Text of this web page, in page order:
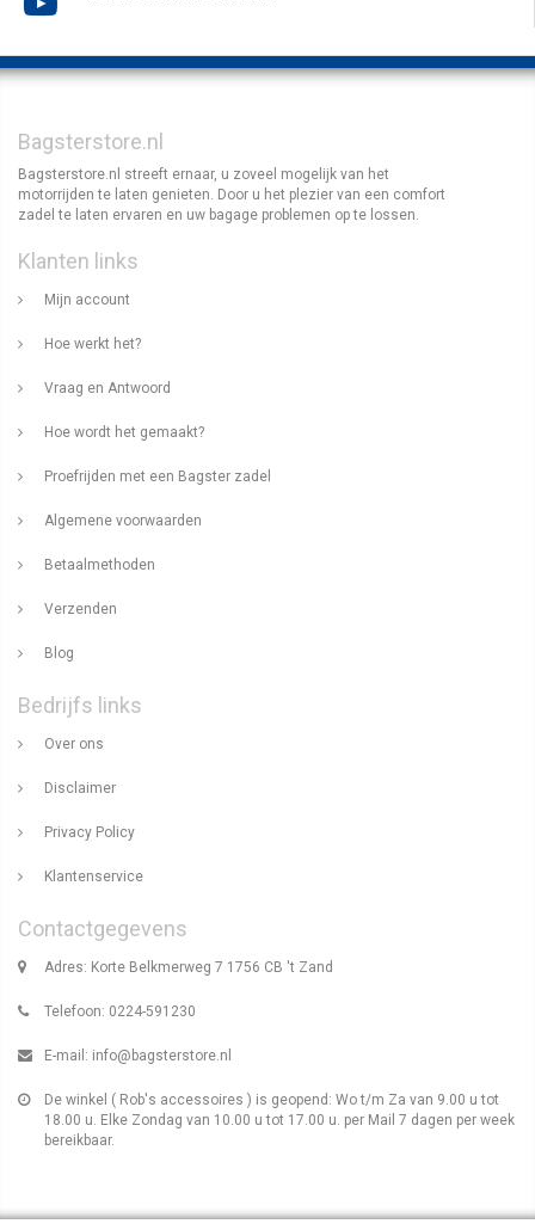
Bagsterstore.nl
Bagsterstore.nl streeft ernaar, u zoveel mogelijk van het
motorrijden te laten genieten. Door u het plezier van een comfort
zadel te laten ervaren en uw bagage problemen op te lossen.
Klanten links
Mijn account
Hoe werkt het?
Vraag en Antwoord
Hoe wordt het gemaakt?
Proefrijden met een Bagster zadel
Algemene voorwaarden
Betaalmethoden
Verzenden
Blog
Bedrijfs links
Over ons
Disclaimer
Privacy Policy
Klantenservice
Contactgegevens
Adres: Korte Belkmerweg 7 1756 CB 't Zand
Telefoon: 0224-591230
E-mail: info@bagsterstore.nl
De winkel ( Rob's accessoires ) is geopend: Wo t/m Za van 9.00 u tot
18.00 u. Elke Zondag van 10.00 u tot 17.00 u. per Mail 7 dagen per week
bereikbaar.